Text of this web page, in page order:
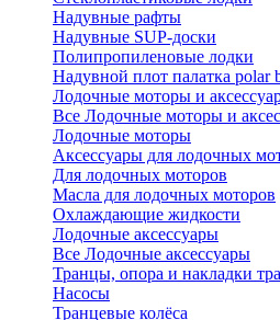
Надувные рафты
Надувные SUP-доски
Полипропиленовые лодки
Надувной плот палатка polar
Лодочные моторы и
Все Лодочные моторы и
Лодочные моторы
Аксессуары для лодочных
Для лодочных моторов
Масла для лодочных моторов
Охлаждающие жидкости
Лодочные аксессуары
Все Лодочные аксессуары
Транцы, опора и накладки
Насосы
Транцевые колёса